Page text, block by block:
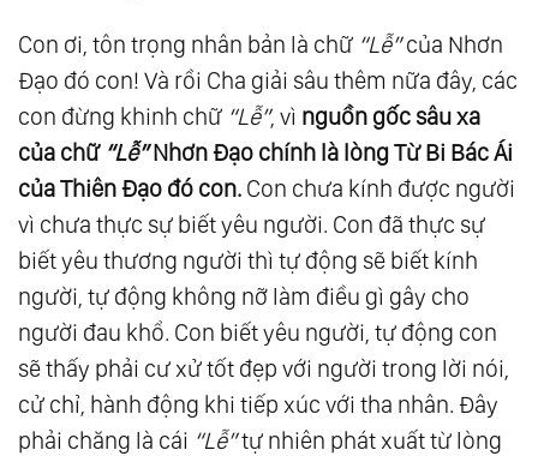
Ơn Cứu Rỗi Của Thượng Đế” (1981)
59.Huấn Từ Gửi Các Bạn Tu Ở Hải Ngoại
(1981)
60.Huấn Từ Của Kim Thân Cha Dịp Giáng
Sinh Tân Dậu (12/1981)
61.Huấn Từ Của Kim Thân Cha Dịp Tết Nhâm
Tuất (1982) Cho Một Nhóm Thiên Khai Huỳnh
Đạo
62. Huấn Từ Của Kim Thân Cha Dịp Tết Nhâm
Tuất (1982) Tại Thiền Đường
63.Huấn Từ Của Kim Thân Cha Cho Một
Con ơi, tôn trọng nhân bản là chữ “Lễ”của Nhơn
Đạo đó con! Và rồi Cha giải sâu thêm nữa đây, các
con đừng khinh chữ “Lễ”, vì nguồn gốc sâu xa
của chữ “Lễ”NhơnĐạo chính là lòng Từ Bi Bác Ái
của ThiênĐạo đó con. Con chưa kính được người
vì chưa thực sự biết yêu người. Con đã thực sự
biết yêu thương người thì tự động sẽ biết kính
người, tự động không nỡ làm điều gì gây cho
người đau khổ. Con biết yêu người, tự động con
sẽ thấy phải cư xử tốt đẹp với người trong lời nói,
cử chỉ, hành động khi tiếp xúc với tha nhân. Đây
phải chăng là cái “Lễ”tự nhiên phát xuất từ lòng